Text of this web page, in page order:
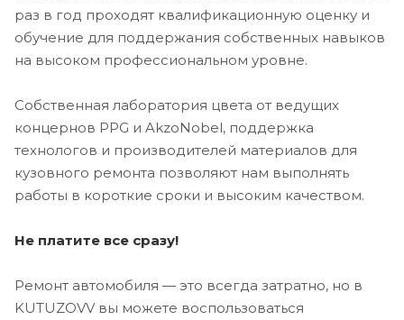
раз в год проходят квалификационную оценку и
обучение для поддержания собственных навыков
на высоком профессиональном уровне.
Собственная лаборатория цвета от ведущих
концернов PPG и AkzoNobel, поддержка
технологов и производителей материалов для
кузовного ремонта позволяют нам выполнять
работы в короткие сроки и высоким качеством.
Не платите все сразу!
Ремонт автомобиля — это всегда затратно, но в
KUTUZOVV вы можете воспользоваться